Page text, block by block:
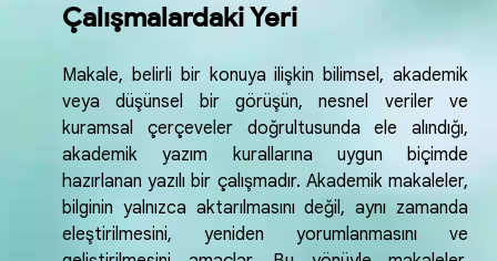
Çalışmalardaki Yeri
Makale, belirli bir konuya ilişkin bilimsel, akademik
veya düşünsel bir görüşün, nesnel veriler ve
kuramsal çerçeveler doğrultusunda ele alındığı,
akademik yazım kurallarına uygun biçimde
hazırlanan yazılı bir çalışmadır. Akademik makaleler,
bilginin yalnızca aktarılmasını değil, aynı zamanda
eleştirilmesini, yeniden yorumlanmasını ve